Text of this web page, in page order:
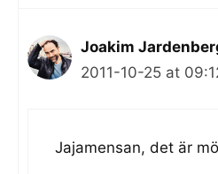
Joakim
2011-10-25 at
Jajamensan, det är